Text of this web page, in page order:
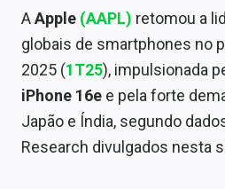
Finanças Pessoais
Mercados
Empresas
AApple (AAPL) retomou a
globais de smartphones no
2025 (1T25), impulsionada
iPhone 16e e pela forte
Japão e Índia, segundo
Research divulgados nesta